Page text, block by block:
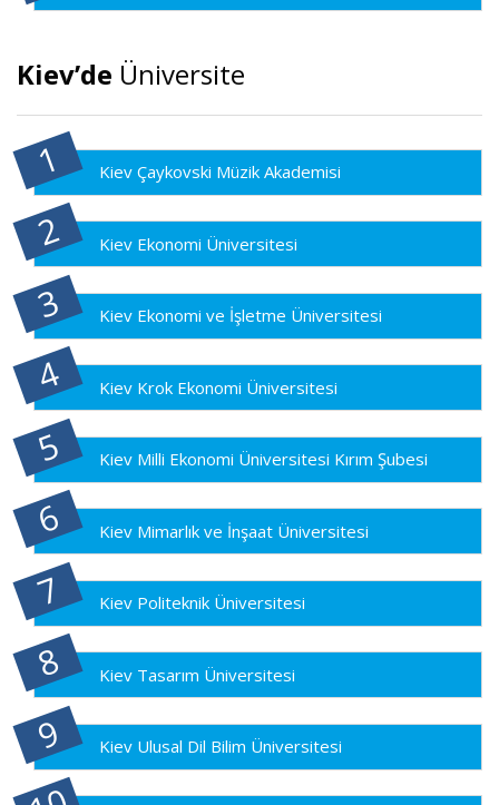
Kiev’de Üniversite
Kiev Çaykovski Müzik Akademisi
Kiev Ekonomi Üniversitesi
Kiev Ekonomi ve İşletme Üniversitesi
Kiev Krok Ekonomi Üniversitesi
Kiev Milli Ekonomi Üniversitesi Kırım Şubesi
Kiev Mimarlık ve İnşaat Üniversitesi
Kiev Politeknik Üniversitesi
Kiev Tasarım Üniversitesi
Kiev Ulusal Dil Bilim Üniversitesi